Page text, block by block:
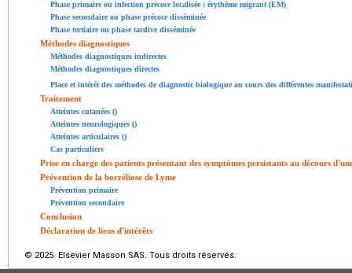
Phase primaire ou infection précoce localisée : érythème migrant (EM)
Phase secondaire ou phase précoce disséminée
Phase tertiaire ou phase tardive disséminée
Méthodes diagnostiques
Méthodes diagnostiques indirectes
Méthodes diagnostiques directes
Place et intérêt des méthodes de diagnostic biologique au cours des différentes
Traitement
Atteintes cutanées ()
Atteintes neurologiques ()
Atteintes articulaires ()
Cas particuliers
Prise en charge des patients présentant des symptômes persistants au décours
Prévention de la borréliose de Lyme
Prévention primaire
Prévention secondaire
Conclusion
Déclaration de liens d'intérêts
© 2025 Elsevier Masson SAS. Tous droits réservés.